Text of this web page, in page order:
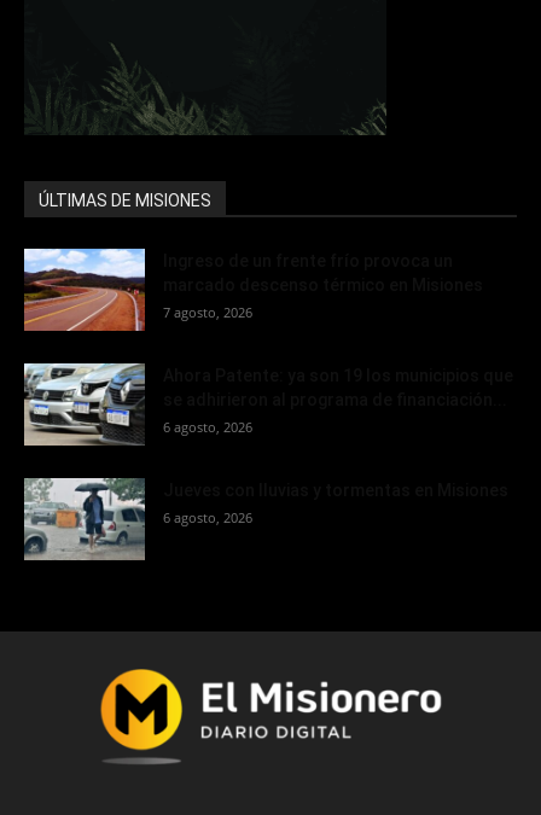
ÚLTIMAS DE MISIONES
7 agosto, 2026
6 agosto, 2026
6 agosto, 2026